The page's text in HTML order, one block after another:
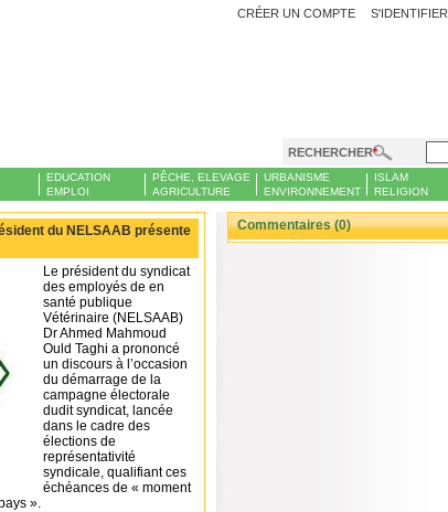
CRÉER UN COMPTE S'IDENTIFIER
RECHERCHER
EDUCATION
EMPLOI
PÊCHE, ELEVAGE
AGRICULTURE
URBANISME
ENVIRONNEMENT
ISLAM
RELIGION
du NELSAAB présente
Le président du syndicat
des employés de en
santé publique
Vétérinaire (NELSAAB)
Dr Ahmed Mahmoud
Ould Taghi a prononcé
un discours à l’occasion
du démarrage de la
campagne électorale
dudit syndicat, lancée
dans le cadre des
élections de
représentativité
syndicale, qualifiant ces
échéances de « moment
».
Commentaires (0)